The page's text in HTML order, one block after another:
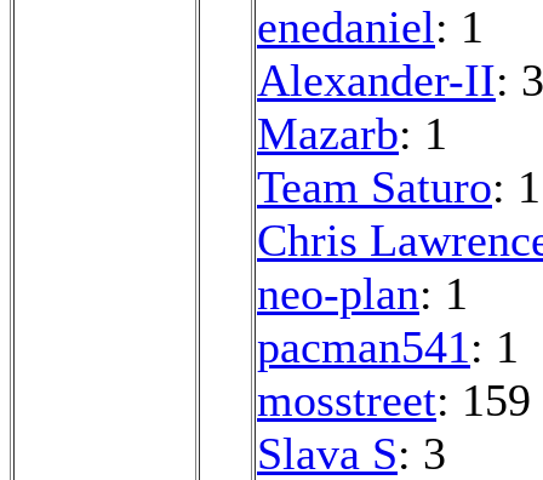
enedaniel: 1
Alexander-II:
Mazarb: 1
Team Saturo: 1
Chris
neo-plan: 1
pacman541: 1
mosstreet: 159
Slava S: 3